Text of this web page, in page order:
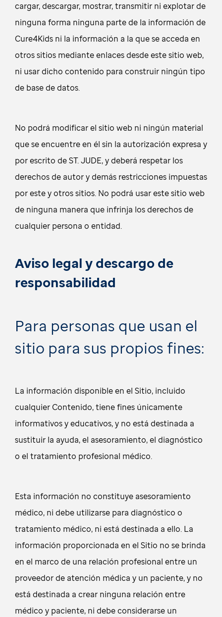
cargar, descargar, mostrar, transmitir ni explotar de
ninguna forma ninguna parte de la información de
Cure4Kids ni la información a la que se acceda en
otros sitios mediante enlaces desde este sitio web,
ni usar dicho contenido para construir ningún tipo
de base de datos.
No podrá modificar el sitio web ni ningún material
que se encuentre en él sin la autorización expresa y
por escrito de ST. JUDE, y deberá respetar los
derechos de autor y demás restricciones impuestas
por este y otros sitios. No podrá usar este sitio web
de ninguna manera que infrinja los derechos de
cualquier persona o entidad.
Aviso legal y descargo de
responsabilidad
Para personas que usan el
sitio para sus propios fines:
La información disponible en el Sitio, incluido
cualquier Contenido, tiene fines únicamente
informativos y educativos, y no está destinada a
sustituir la ayuda, el asesoramiento, el diagnóstico
o el tratamiento profesional médico.
Esta información no constituye asesoramiento
médico, ni debe utilizarse para diagnóstico o
tratamiento médico, ni está destinada a ello. La
información proporcionada en el Sitio no se brinda
en el marco de una relación profesional entre un
proveedor de atención médica y un paciente, y no
está destinada a crear ninguna relación entre
médico y paciente, ni debe considerarse un